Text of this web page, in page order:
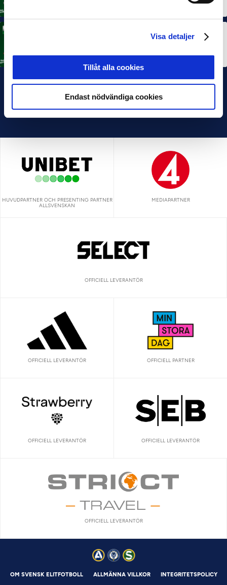
Visa detaljer
Tillåt alla cookies
Endast nödvändiga cookies
HUVUDPARTNER OCH PRESENTING PARTNER
ALLSVENSKAN
MEDIAPARTNER
OFFICIELL LEVERANTÖR
OFFICIELL LEVERANTÖR OFFICIELL PARTNER
OFFICIELL LEVERANTÖR OFFICIELL LEVERANTÖR
OFFICIELL LEVERANTÖR
OM SVENSK ELITFOTBOLL ALLMÄNNA VILLKOR INTEGRITETSPOLICY